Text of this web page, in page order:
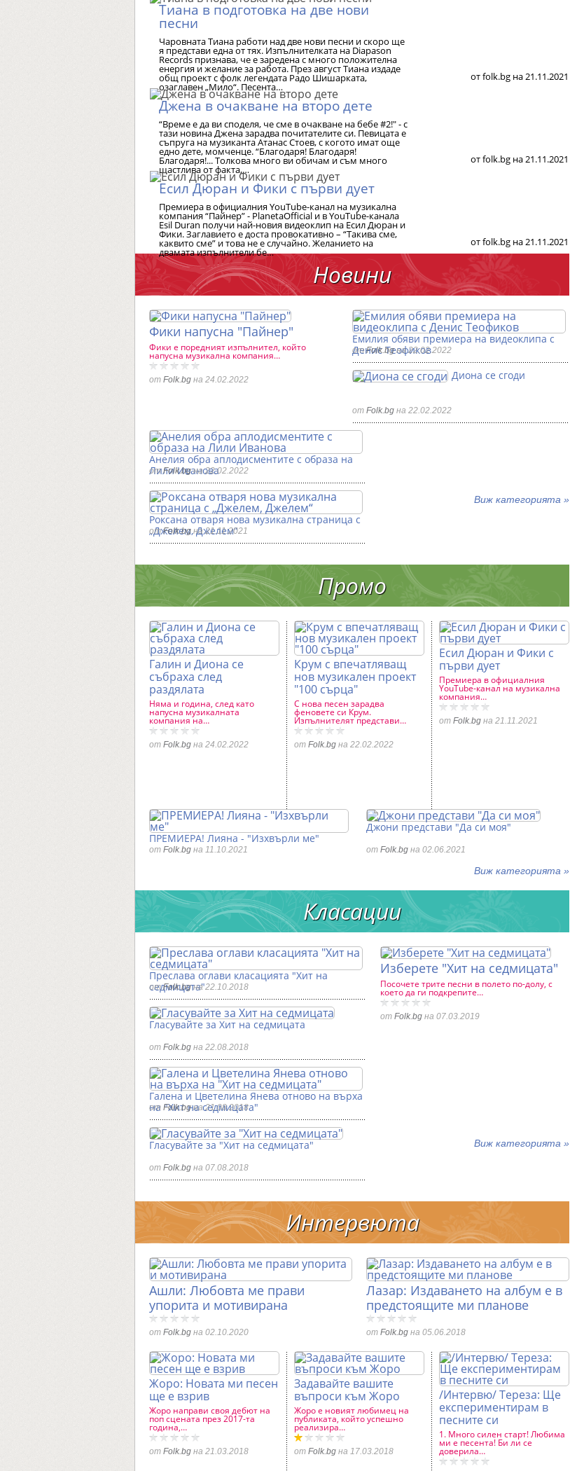
Тиана в подготовка на две нови
песни
Чаровната Тиана работи над две нови песни и скоро ще
я представи една от тях. Изпълнителката на Diapason
Records признава, че е заредена с много положителна
енергия и желание за работа. През август Тиана издаде
общ проект с фолк легендата Радо Шишарката,
озаглавен „Мило“. Песента…
от folk.bg на 21.11.2021
Джена в очакване на второ дете
“Време е да ви споделя, че сме в очакване на бебе #2!" - с
тази новина Джена зарадва почитателите си. Певицата е
съпруга на музиканта Атанас Стоев, с когото имат още
едно дете, момченце. “Благодаря! Благодаря!
Благодаря!... Толкова много ви обичам и съм много
щастлива от факта,…
от folk.bg на 21.11.2021
Есил Дюран и Фики с първи дует
Премиера в официалния YouTube-канал на музикална
компания “Пайнер” - PlanetaOfficial и в YouTube-канала
Esil Durаn получи най-новия видеоклип на Есил Дюран и
Фики. Заглавието е доста провокативно – “Такива сме,
каквито сме” и това не е случайно. Желанието на
двамата изпълнители бе…
от folk.bg на 21.11.2021
Новини
Фики напусна "Пайнер"
Фики е поредният изпълнител, който
напусна музикална компания…
от Folk.bg на 24.02.2022
Емилия обяви премиера на видеоклипа с
Денис Теофиков
отFolk.bgна 22.02.2022
Диона се сгоди
от Folk.bg на 22.02.2022
Анелия обра аплодисментите с образа на
Лили Иванова
отFolk.bgна 22.02.2022
Роксана отваря нова музикална страница с
„Джелем, Джелем“
отFolk.bgна 21.11.2021
Виж категорията »
Промо
Галин и Диона се
събраха след
раздялата
Няма и година, след като
напусна музикалната
компания на…
от Folk.bg на 24.02.2022
Крум с впечатляващ
нов музикален проект
"100 сърца"
С нова песен зарадва
феновете си Крум.
Изпълнителят представи…
от Folk.bg на 22.02.2022
Есил Дюран и Фики с
първи дует
Премиера в официалния
YouTube-канал на музикална
компания…
от Folk.bg на 21.11.2021
ПРЕМИЕРА! Лияна - "Изхвърли ме"
от Folk.bg на 11.10.2021
Джони представи "Да си моя"
от Folk.bg на 02.06.2021
Виж категорията »
Класации
Изберете "Хит на седмицата"
Посочете трите песни в полето по-долу, с
което да ги подкрепите…
от Folk.bg на 07.03.2019
Преслава оглави класацията "Хит на
седмицата"
отFolk.bgна 22.10.2018
Гласувайте за Хит на седмицата
от Folk.bg на 22.08.2018
Галена и Цветелина Янева отново на върха
на "Хит на седмицата"
от Folk.bgна 21.08.2018
Гласувайте за "Хит на седмицата"
от Folk.bg на 07.08.2018
Виж категорията »
Интервюта
Ашли: Любовта ме прави
упорита и мотивирана
от Folk.bg на 02.10.2020
Лазар: Издаването на албум е в
предстоящите ми планове
от Folk.bg на 05.06.2018
Жоро: Новата ми песен
ще е взрив
Жоро направи своя дебют на
поп сцената през 2017-та
година,…
от Folk.bg на 21.03.2018
Задавайте вашите
въпроси към Жоро
Жоро е новият любимец на
публиката, който успешно
реализира…
от Folk.bg на 17.03.2018
/Интервю/ Тереза: Ще
експериментирам в
песните си
1. Много силен старт! Любима
ми е песента! Би ли се
доверила…